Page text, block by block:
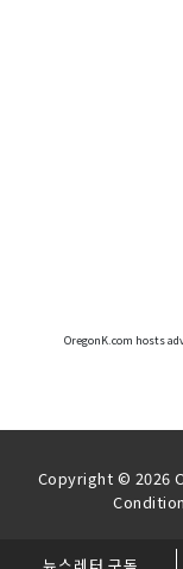
OregonK.com hosts
Copyright © 2026
Condition